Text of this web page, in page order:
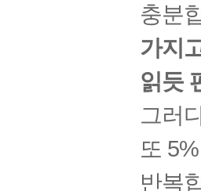
충분
가지
읽듯
그러
또
반복